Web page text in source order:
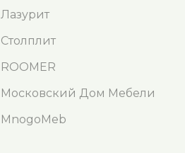
Лазурит
Столплит
ROOMER
Московский Дом Мебели
MnogoMeb